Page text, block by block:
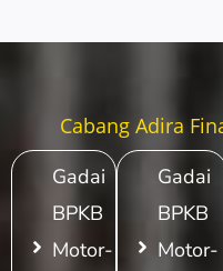
Cabang Adira
Gadai
BPKB
Motor-
Gadai
BPKB
Motor-